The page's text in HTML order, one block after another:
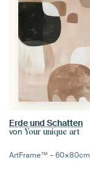
Erde und Schatten
von Your unique art
ArtFrame™ –60×80cm